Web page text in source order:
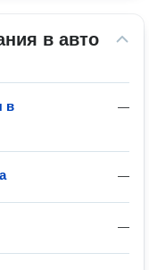
в авто
—
в
—
—